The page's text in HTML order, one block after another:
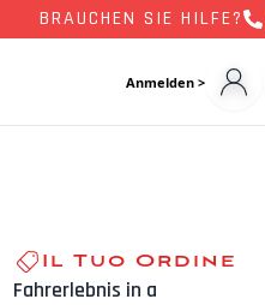
BRAUCHEN SIE HILFE?
Anmelden >
Il Tuo Ordine
Fahrerlebnis in a